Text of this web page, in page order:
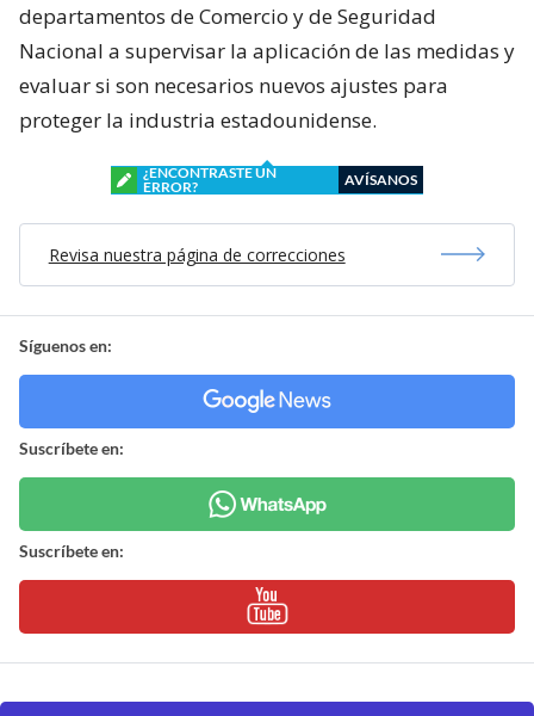
departamentos de Comercio y de Seguridad
Nacional a supervisar la aplicación de las medidas y
evaluar si son necesarios nuevos ajustes para
proteger la industria estadounidense.
¿ENCONTRASTE UN
ERROR?
AVÍSANOS
Revisa nuestra página de correcciones
Síguenos en:
Suscríbete en:
Suscríbete en: